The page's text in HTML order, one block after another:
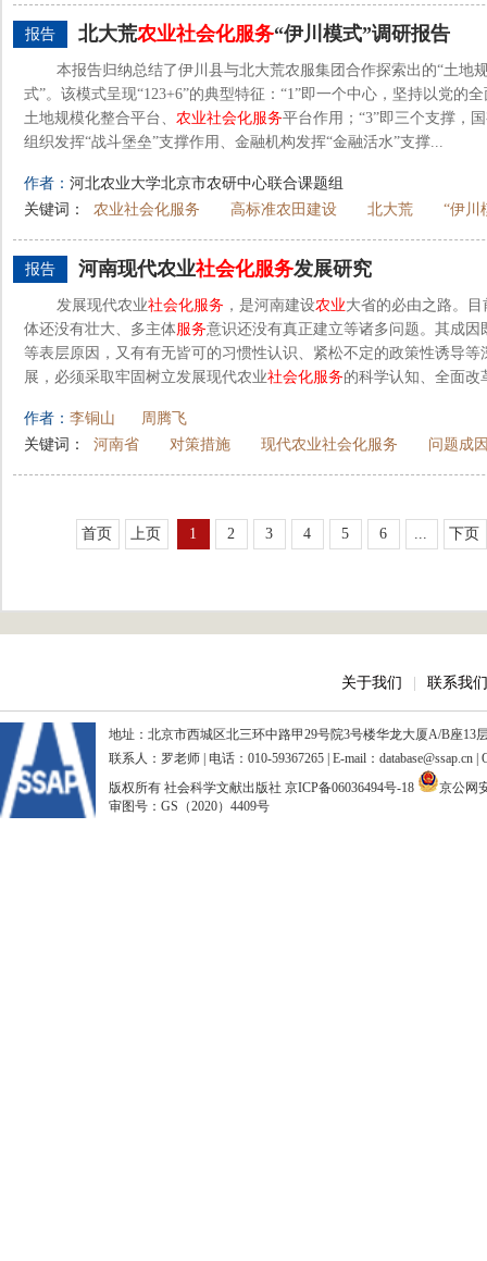
报告 北大荒农业社会化服务“伊川模式”调研报告
本报告归纳总结了伊川县与北大荒农服集团合作探索出的“土地
式”。该模式呈现“123+6”的典型特征：“1”即一个中心，坚持以党的
土地规模化整合平台、 农业社会化服务平台作用；“3”即三个支撑，
组织发挥“战斗堡垒”支撑作用、金融机构发挥“金融活水”支撑...
作者： 河北农业大学北京市农研中心联合课题组
关键词：
农业社会化服务 高标准农田建设 北大荒 “伊川
报告 河南现代农业社会化服务发展研究
发展现代农业社会化服务 ，是河南建设农业大省的必由之路。
体还没有壮大、多主体服务意识还没有真正建立等诸多问题。其成
等表层原因，又有有无皆可的习惯性认识、紧松不定的政策性诱导等
展，必须采取牢固树立发展现代农业社会化服务的科学认知、全面改
作者： 李铜山
周腾飞
关键词：
河南省 对策措施 现代农业社会化服务 问题成
首页 上页 1 2 3 4 5 6 ... 下页
关于我们 联系我们
地址：北京市西城区北三环中路甲29号院3号楼华龙大厦A/B座13
联系人：罗老师 | 电话：010-59367265 | E-mail：database@ssap.cn
版权所有 社会科学文献出版社 京ICP备06036494号-18
京公网
审图号：GS（2020）4409号